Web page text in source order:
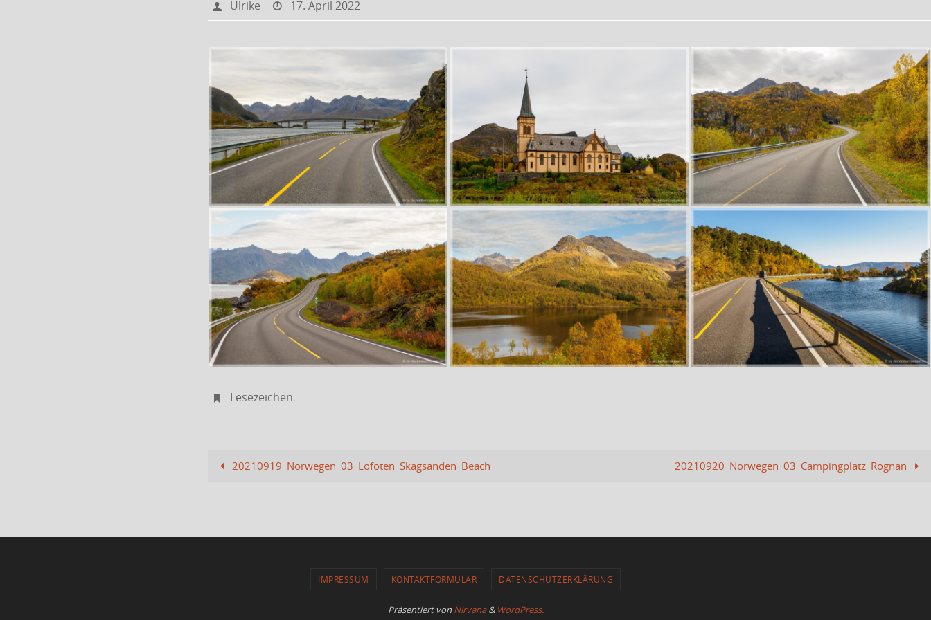
Ulrike 17. April 2022
Lesezeichen.
20210919_Norwegen_03_Lofoten_Skagsanden_Beach 20210920_Norwegen_03_Campingplatz_Rognan
IMPRESSUM KONTAKTFORMULAR DATENSCHUTZERKLÄRUNG
Präsentiert vonNirvana& WordPress.